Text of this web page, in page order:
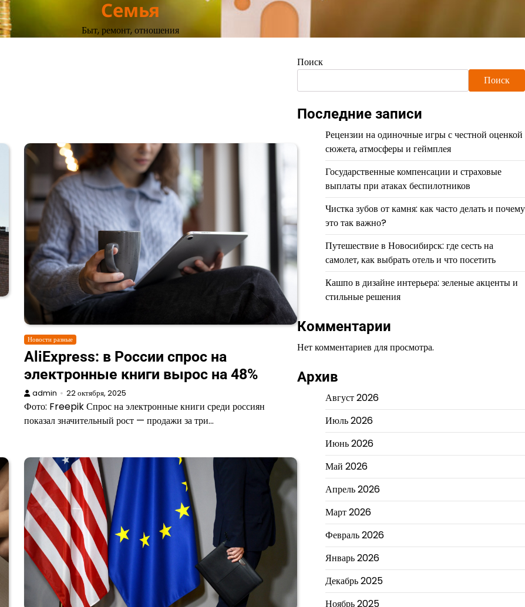
Семья
Быт, ремонт, отношения
Новости разные
AliExpress: в России спрос на
электронные книги вырос на 48%
admin 22 октября, 2025
Фото: Freepik Спрос на электронные книги среди россиян
показал значительный рост — продажи за три…
Поиск
Поиск
Последние записи
Рецензии на одиночные игры с честной оценкой
сюжета, атмосферы и геймплея
Государственные компенсации и страховые
выплаты при атаках беспилотников
Чистка зубов от камня: как часто делать и почему
это так важно?
Путешествие в Новосибирск: где сесть на
самолет, как выбрать отель и что посетить
Кашпо в дизайне интерьера: зеленые акценты и
стильные решения
Комментарии
Нет комментариев для просмотра.
Архив
Август 2026
Июль 2026
Июнь 2026
Май 2026
Апрель 2026
Март 2026
Февраль 2026
Январь 2026
Декабрь 2025
Ноябрь 2025